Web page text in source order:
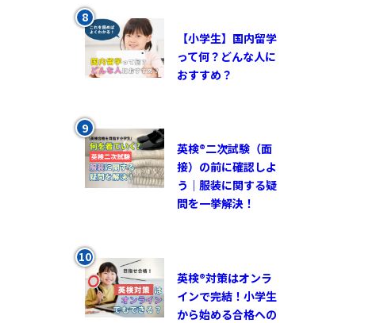
【小学生】国内留学
って何？どんな人に
おすすめ？
英検®︎二次試験（面
接）の前に確認しよ
う｜服装に関する疑
問を一挙解決！
英検®対策はオンラ
インで完結！小学生
から始める合格への